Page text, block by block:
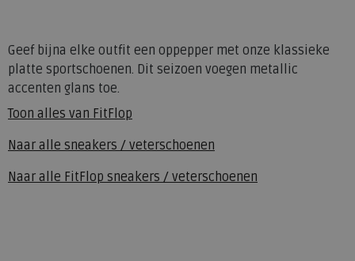
Geef bijna elke outfit een oppepper met onze klassieke
platte sportschoenen. Dit seizoen voegen metallic
accenten glans toe.
Toon alles van FitFlop
Naar alle sneakers / veterschoenen
Naar alle FitFlop sneakers / veterschoenen